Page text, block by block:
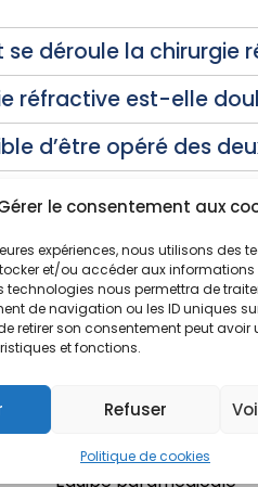
le consentement aux
expériences, nous utilisons des
et/ou accéder aux informations
technologies nous permettra de
de navigation ou les ID uniques
retirer son consentement peut avoir
et fonctions.
Refuser
Politique de cookies
déroule la chirurgie
réfractive est-elle
d’être opéré des
Spécialités
Médecine générale
Gynécologie
Pédiatrie
Chirurgie
Équipe paramédicale